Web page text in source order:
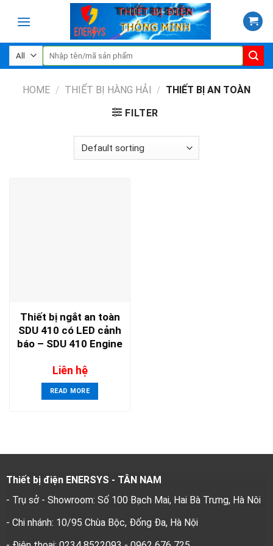
Search
for:
HOME / THIẾT BỊ HÀNG HẢI / THIẾT BỊ AN TOÀN
FILTER
Thiết bị ngắt an toàn
SDU 410 có LED cảnh
báo – SDU 410 Engine
Liên hệ
READ MORE
Thiết bị điện ENERSYS - TÂN NAM
- Trụ sở - Showroom: Số 100 Bạch Mai, Hai Bà Trưng, Hà Nôi
- Chi nhánh: 10/95 Chùa Bộc, Đống Đa, Hà Nội